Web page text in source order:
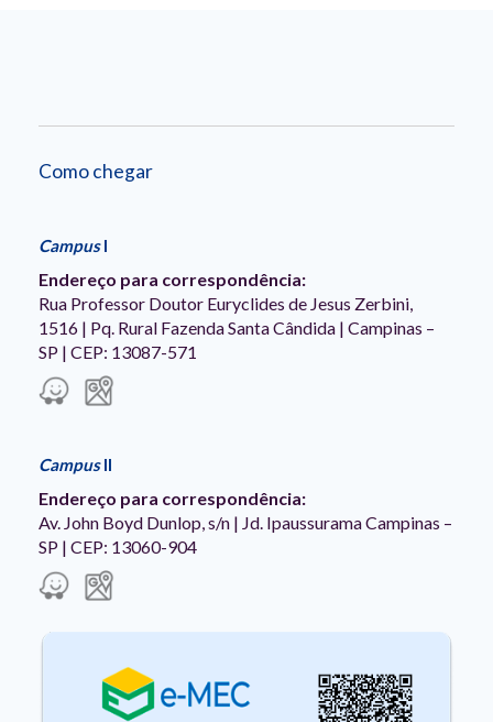
Como chegar
CampusI
Endereço para correspondência:
Rua Professor Doutor Euryclides de Jesus Zerbini,
1516 | Pq. Rural Fazenda Santa Cândida | Campinas –
SP | CEP: 13087-571
CampusII
Endereço para correspondência:
Av. John Boyd Dunlop, s/n | Jd. Ipaussurama Campinas –
SP | CEP: 13060-904